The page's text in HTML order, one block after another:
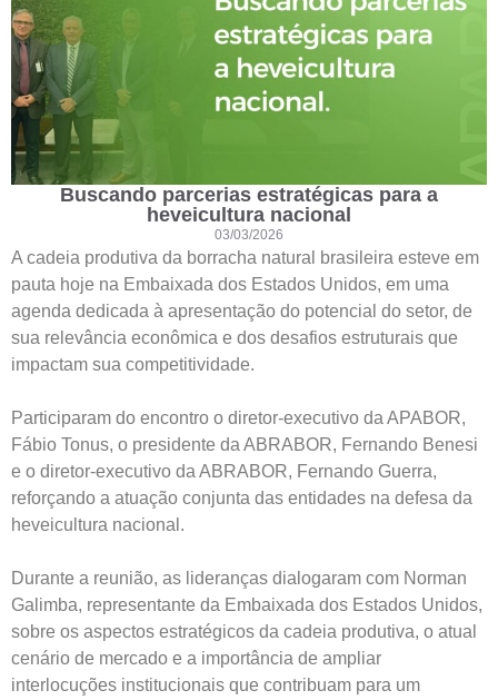
Buscando parcerias estratégicas para a
heveicultura nacional
03/03/2026
A cadeia produtiva da borracha natural brasileira esteve em
pauta hoje na Embaixada dos Estados Unidos, em uma
agenda dedicada à apresentação do potencial do setor, de
sua relevância econômica e dos desafios estruturais que
impactam sua competitividade.
Participaram do encontro o diretor-executivo da APABOR,
Fábio Tonus, o presidente da ABRABOR, Fernando Benesi
e o diretor-executivo da ABRABOR, Fernando Guerra,
reforçando a atuação conjunta das entidades na defesa da
heveicultura nacional.
Durante a reunião, as lideranças dialogaram com Norman
Galimba, representante da Embaixada dos Estados Unidos,
sobre os aspectos estratégicos da cadeia produtiva, o atual
cenário de mercado e a importância de ampliar
interlocuções institucionais que contribuam para um